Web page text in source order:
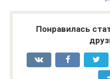
Понравилась